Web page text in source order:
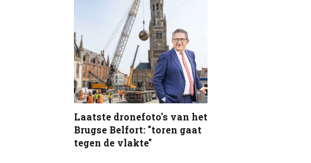
Laatste dronefoto's van het
Brugse Belfort: "toren gaat
tegen de vlakte"